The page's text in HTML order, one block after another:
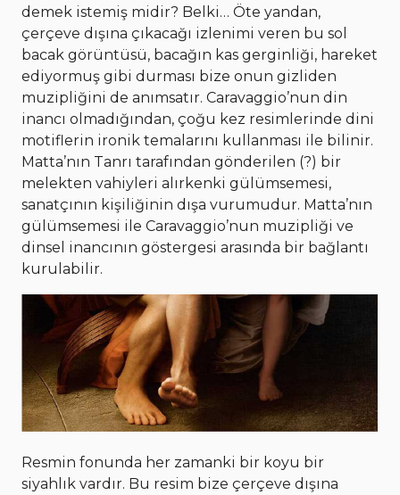
demek istemiş midir? Belki… Öte yandan,
çerçeve dışına çıkacağı izlenimi veren bu sol
bacak görüntüsü, bacağın kas gerginliği, hareket
ediyormuş gibi durması bize onun gizliden
muzipliğini de anımsatır. Caravaggio’nun din
inancı olmadığından, çoğu kez resimlerinde dini
motiflerin ironik temalarını kullanması ile bilinir.
Matta’nın Tanrı tarafından gönderilen (?) bir
melekten vahiyleri alırkenki gülümsemesi,
sanatçının kişiliğinin dışa vurumudur. Matta’nın
gülümsemesi ile Caravaggio’nun muzipliği ve
dinsel inancının göstergesi arasında bir bağlantı
kurulabilir.
Resmin fonunda her zamanki bir koyu bir
siyahlık vardır. Bu resim bize çerçeve dışına